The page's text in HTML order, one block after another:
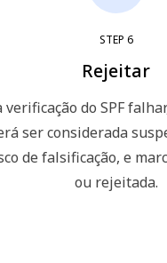
STEP 6
Rejeitar
verificação do SPF
ser considerada
de falsificação, e
ou rejeitada.